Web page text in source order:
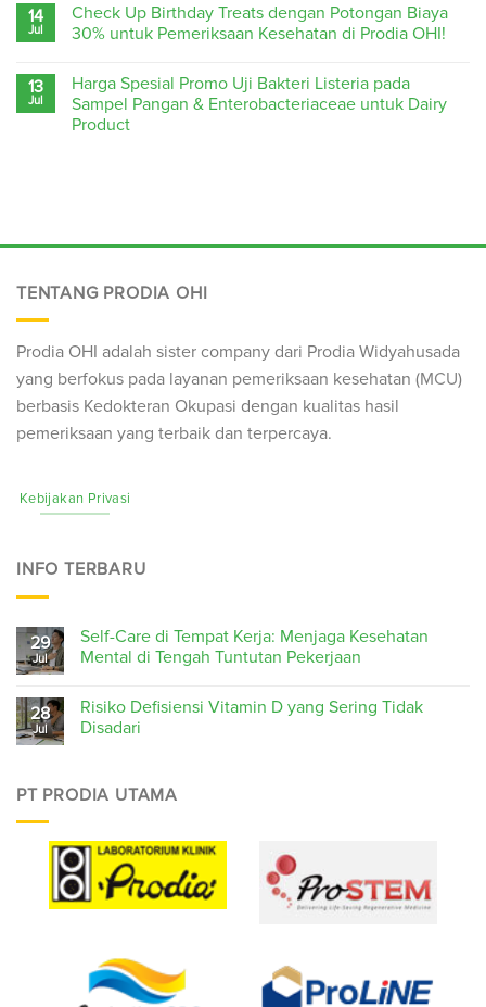
14
Jul
Check Up Birthday Treats dengan Potongan Biaya
30% untuk Pemeriksaan Kesehatan di Prodia OHI!
13
Jul
Harga Spesial Promo Uji Bakteri Listeria pada
Sampel Pangan & Enterobacteriaceae untuk Dairy
Product
TENTANG PRODIA OHI
Prodia OHI adalah sister company dari Prodia Widyahusada
yang berfokus pada layanan pemeriksaan kesehatan (MCU)
berbasis Kedokteran Okupasi dengan kualitas hasil
pemeriksaan yang terbaik dan terpercaya.
Kebijakan Privasi
INFO TERBARU
29
Jul
Self-Care di Tempat Kerja: Menjaga Kesehatan
Mental di Tengah Tuntutan Pekerjaan
28
Jul
Risiko Defisiensi Vitamin D yang Sering Tidak
Disadari
PT PRODIA UTAMA